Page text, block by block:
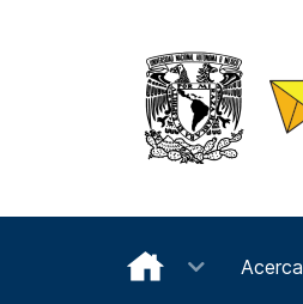
Acerca